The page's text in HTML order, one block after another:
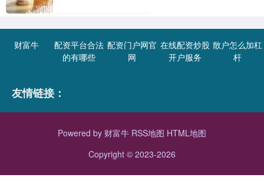
财富牛
配资平台合法
的有哪些
配资门户网官
网
在线配资炒股
开户服务
散户怎么加杠
杆
友情链接：
Powered by 财富牛 RSS地图 HTML地图
Copyright © 2023-2026